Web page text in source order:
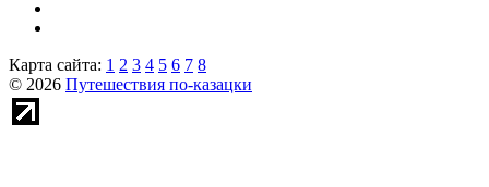
Карта сайта: 1 2 3 4 5 6 7 8
© 2026 Путешествия по-казацки